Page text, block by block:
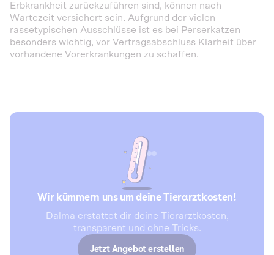
Erbkrankheit zurückzuführen sind, können nach
Wartezeit versichert sein. Aufgrund der vielen
rassetypischen Ausschlüsse ist es bei Perserkatzen
besonders wichtig, vor Vertragsabschluss Klarheit über
vorhandene Vorerkrankungen zu schaffen.
Wir kümmern uns um deine Tierarztkosten!
Dalma erstattet dir deine Tierarztkosten,
transparent und ohne Tricks.
Jetzt Angebot erstellen